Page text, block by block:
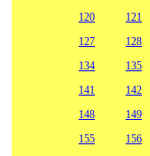
120
121
127
128
134
135
141
142
148
149
155
156